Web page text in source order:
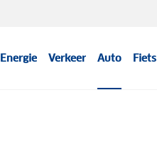
Energie Verkeer Auto Fiets